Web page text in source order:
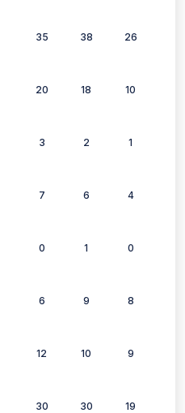
35 38 26
20 18 10
3 2 1
7 6 4
0 1 0
6 9 8
12 10 9
30 30 19